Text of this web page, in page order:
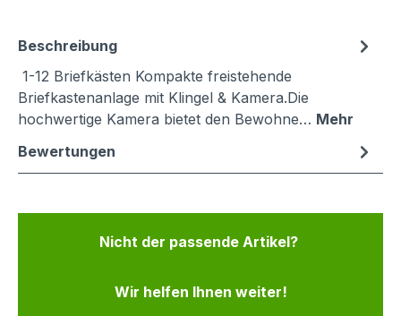
Beschreibung
1-12 Briefkästen Kompakte freistehende
Briefkastenanlage mit Klingel & Kamera.Die
hochwertige Kamera bietet den Bewohne… Mehr
Bewertungen
Nicht der passende Artikel?
Wir helfen Ihnen weiter!